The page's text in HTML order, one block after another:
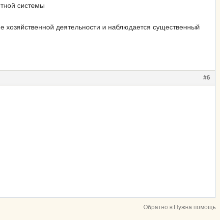
системы
деятельности и наблюдается существенный
#6
Обратно в Нужна помощь